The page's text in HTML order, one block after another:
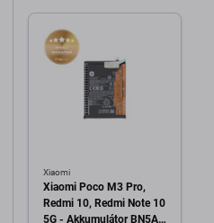
Xiaomi
Xiaomi Poco M3 Pro,
Redmi 10, Redmi Note 10
5G - Akkumulátor BN5A